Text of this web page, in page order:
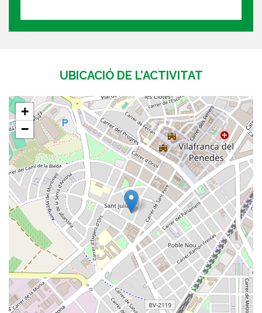
UBICACIÓ DE L’ACTIVITAT
+
−